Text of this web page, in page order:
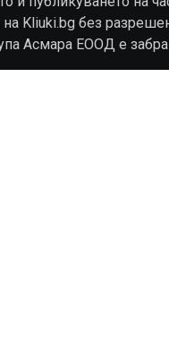
Kliuki.bg без
Асмара ЕООД е